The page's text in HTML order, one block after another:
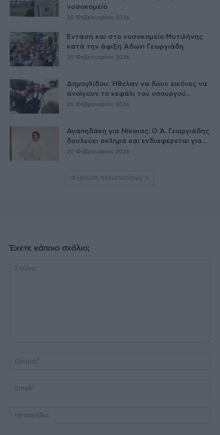
νοσοκομείο
20 Φεβρουαρίου 2026
Ένταση και στο νοσοκομείο Μυτιλήνης
κατά την άφιξη Άδωνι Γεωργιάδη
20 Φεβρουαρίου 2026
Δημογλίδου: Ήθελαν να δουν εικόνες να
ανοίγουν το κεφάλι του υπουργού...
20 Φεβρουαρίου 2026
Αγαπηδάκη για Νίκαιας: Ο Ά. Γεωργιάδης
δουλεύει σκληρά και ενδιαφέρεται για...
20 Φεβρουαρίου 2026
Φόρτωση περισσοτέρων
Έχετε κάποιο σχόλιο;